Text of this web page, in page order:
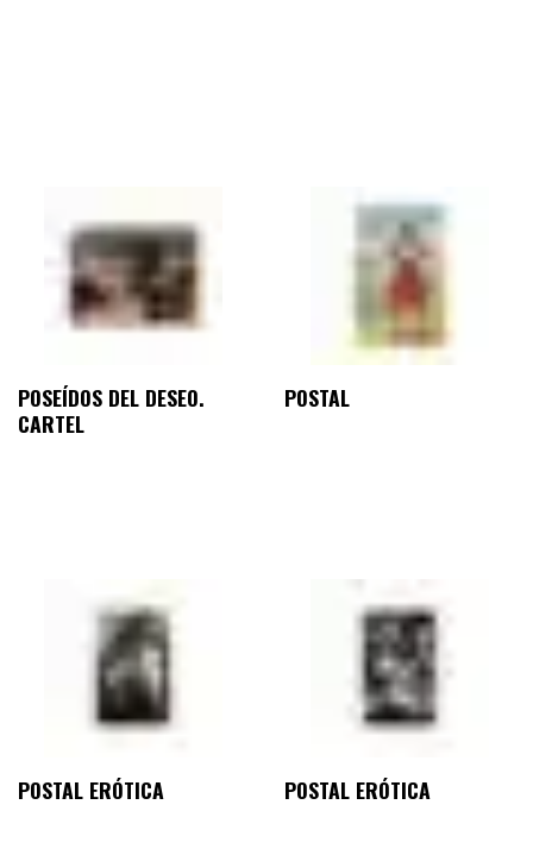
POSEÍDOS DEL DESEO.
CARTEL
POSTAL
POSTAL ERÓTICA POSTAL ERÓTICA